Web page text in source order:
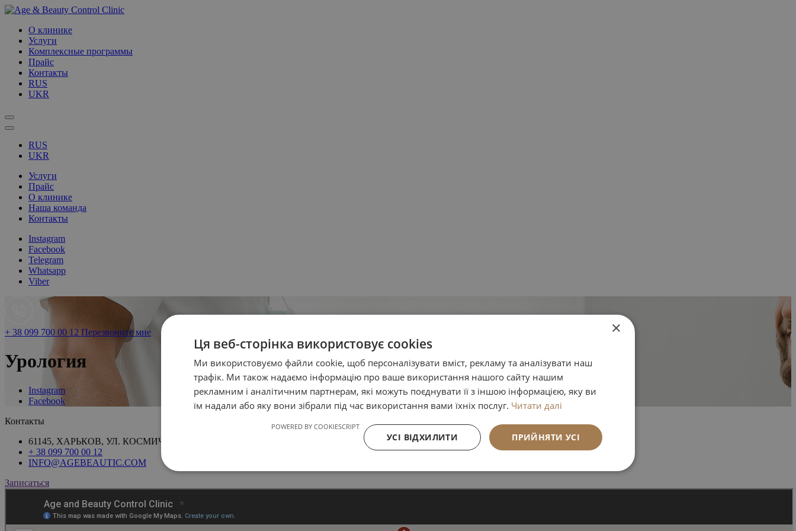
О клинике
Услуги
Комплексные программы
Прайс
Контакты
RUS
UKR
RUS
UKR
Услуги
Прайс
О клинике
Наша команда
Контакты
Instagram
Facebook
Telegram
Whatsapp
Viber
+ 38 099 700 00 12 Перезвоните мне
Урология
Instagram
Facebook
Контакты
61145, ХАРЬКОВ, УЛ. КОСМИЧЕСКАЯ, 12А
+ 38 099 700 00 12
INFO@AGEBEAUTIC.COM
Записаться
×
Ця веб-сторінка використовує cookies
Ми використовуємо файли cookie, щоб персоналізувати вміст, рекламу та аналізувати наш
трафік. Ми також надаємо інформацію про ваше використання нашого сайту нашим
рекламним і аналітичним партнерам, які можуть поєднувати її з іншою інформацією, яку ви
їм надали або яку вони зібрали під час використання вами їхніх послуг. Читати далі
ПРИЙНЯТИ УСІ
УСІ ВІДХИЛИТИ
POWERED BY COOKIESCRIPT